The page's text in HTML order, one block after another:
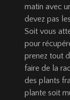
matin avec
devez pas
Soit vous
pour
prenez tout
faire de la
des plants
plante soit